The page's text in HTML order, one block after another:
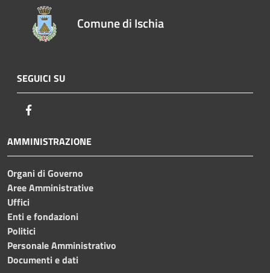
Comune di Ischia
SEGUICI SU
AMMINISTRAZIONE
Organi di Governo
Aree Amministrative
Uffici
Enti e fondazioni
Politici
Personale Amministrativo
Documenti e dati